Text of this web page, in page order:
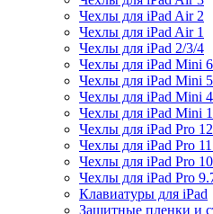
Чехлы для iPad Air 2
Чехлы для iPad Air 1
Чехлы для iPad 2/3/4
Чехлы для iPad Mini 6
Чехлы для iPad Mini 5
Чехлы для iPad Mini 4
Чехлы для iPad Mini
Чехлы для iPad Pro
Чехлы для iPad Pro
Чехлы для iPad Pro
Чехлы для iPad Pro
Клавиатуры для iPad
Защитные пленки и